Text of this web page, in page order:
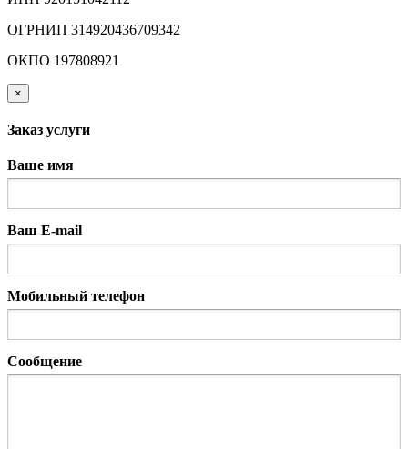
ОГРНИП 314920436709342
ОКПО 197808921
×
Заказ услуги
Ваше имя
Ваш E-mail
Мобильный телефон
Сообщение